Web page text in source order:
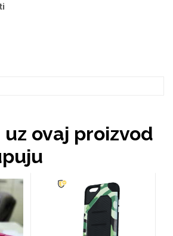
uz ovaj proizvod
Apstraktni motivi